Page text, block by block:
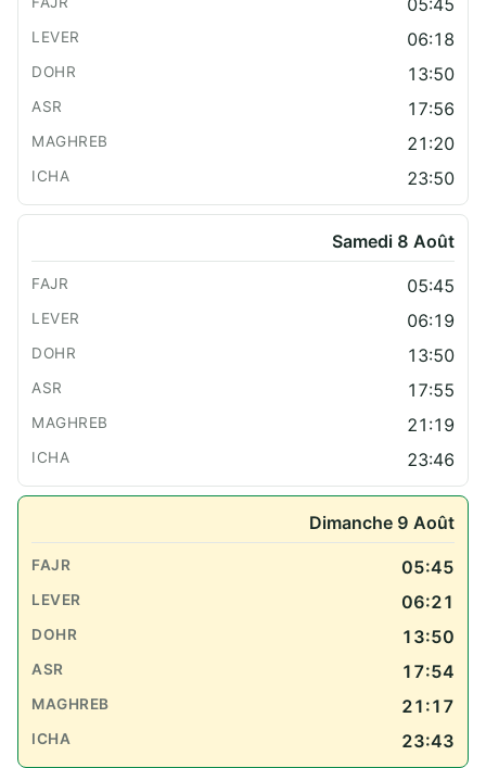
05:45
06:18
13:50
17:56
21:20
23:50
Samedi 8 Août
05:45
06:19
13:50
17:55
21:19
23:46
Dimanche 9 Août
05:45
06:21
13:50
17:54
21:17
23:43